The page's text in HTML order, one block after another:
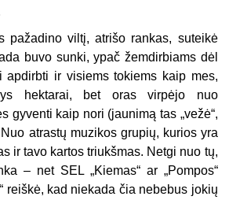
pažadino viltį, atrišo rankas, suteikė
buvo sunki, ypač žemdirbiams dėl
apdirbti ir visiems tokiems kaip mes,
hektarai, bet oras virpėjo nuo
gyventi kaip nori (jaunimą tas „vežė“,
atrastų muzikos grupių, kurios yra
ir tavo kartos triukšmas. Netgi nuo tų,
– net SEL „Kiemas“ ar „Pompos“
reiškė, kad niekada čia nebebus jokių